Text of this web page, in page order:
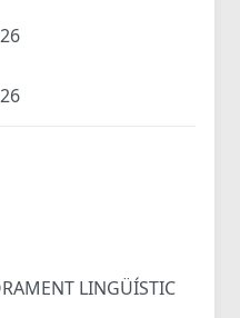
LINGÜÍSTIC